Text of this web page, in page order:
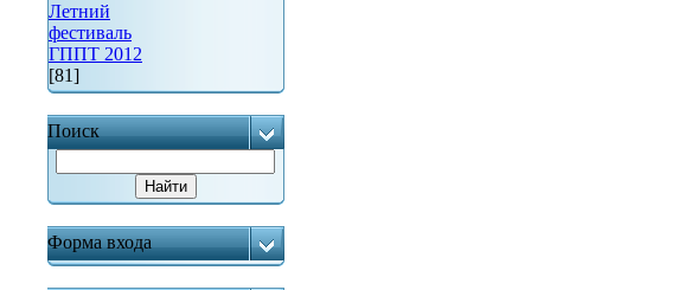
Летний
фестиваль
ГППТ 2012
[81]
Поиск
Форма входа